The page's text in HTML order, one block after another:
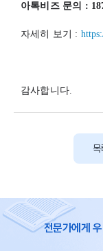
아톡비즈 문의 :
자세히 보기 :
감사합니다.
목
전문가에게